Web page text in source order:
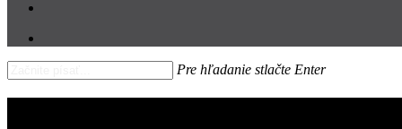
Pre hľadanie stlačte Enter
Search